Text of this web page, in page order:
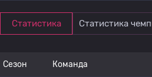
Статистика Статистика
Сезон Команда